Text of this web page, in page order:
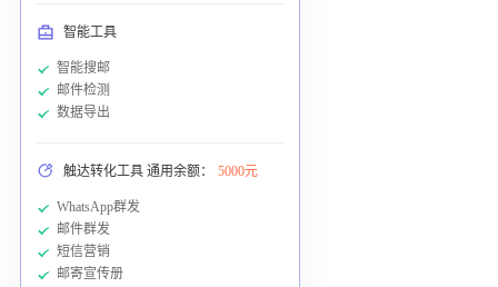
智能工具
智能搜邮
邮件检测
数据导出
触达转化工具 通用余额： 5000元
WhatsApp群发
邮件群发
短信营销
邮寄宣传册